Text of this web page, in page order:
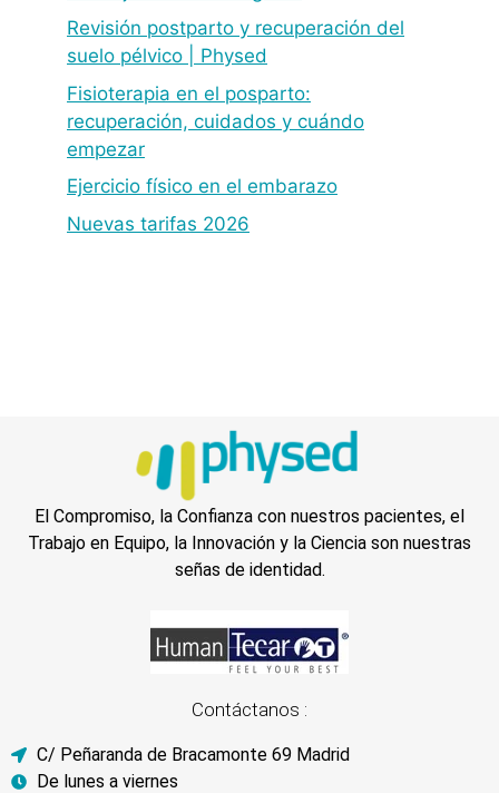
Revisión postparto y recuperación del
suelo pélvico | Physed
Fisioterapia en el posparto:
recuperación, cuidados y cuándo
empezar
Ejercicio físico en el embarazo
Nuevas tarifas 2026
El Compromiso, la Confianza con nuestros pacientes, el
Trabajo en Equipo, la Innovación y la Ciencia son nuestras
señas de identidad.
Contáctanos :
C/ Peñaranda de Bracamonte 69 Madrid
De lunes a viernes